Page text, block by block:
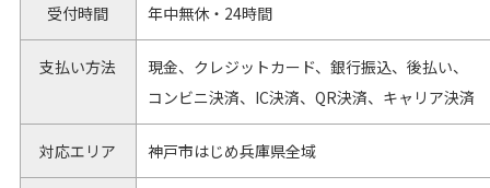
受付時間 年中無休・24時間
支払い方法
現金、クレジットカード、銀行振込、後払い、
コンビニ決済、IC決済、QR決済、キャリア決済
対応エリア 神戸市はじめ兵庫県全域